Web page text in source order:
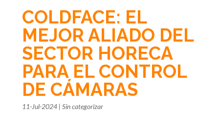
COLDFACE: EL
MEJOR ALIADO DEL
SECTOR HORECA
PARA EL CONTROL
DE CÁMARAS
11-Jul-2024| Sin categorizar